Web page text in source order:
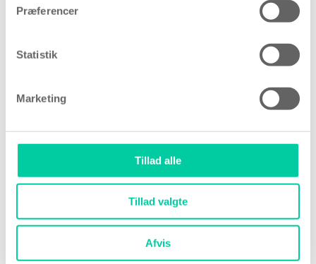
Præferencer
Statistik
Marketing
Tillad alle
Tillad valgte
Afvis